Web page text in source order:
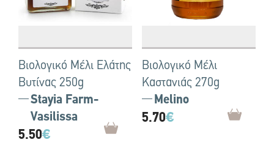
Βιολογικό Μέλι Ελάτης
Βυτίνας 250g
Stayia Farm-
Vasilissa
5.50€
Βιολογικό Μέλι
Καστανιάς 270g
Melino
5.70€